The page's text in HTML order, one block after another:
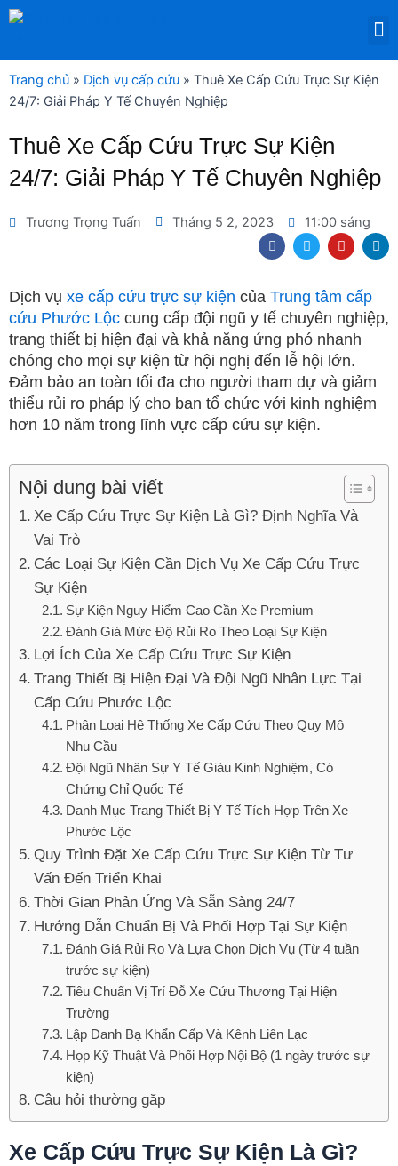
Nhảy
dung
Trang chủ » Dịch vụ cấp cứu » Thuê Xe Cấp Cứu Trực Sự Kiện
24/7: Giải Pháp Y Tế Chuyên Nghiệp
Thuê Xe Cấp Cứu Trực Sự Kiện
24/7: Giải Pháp Y Tế Chuyên Nghiệp
Trương Trọng Tuấn Tháng 5 2, 2023 11:00 sáng
F
a
c
b
o
o
k
T
w
i
t
e
r
Y
o
u
u
b
e
L
i
n
i
n
Dịch vụ xe cấp cứu trực sự kiện của Trung tâm cấp
cứu Phước Lộc cung cấp đội ngũ y tế chuyên nghiệp,
trang thiết bị hiện đại và khả năng ứng phó nhanh
chóng cho mọi sự kiện từ hội nghị đến lễ hội lớn.
Đảm bảo an toàn tối đa cho người tham dự và giảm
thiểu rủi ro pháp lý cho ban tổ chức với kinh nghiệm
hơn 10 năm trong lĩnh vực cấp cứu sự kiện.
Nội dung bài viết
Xe Cấp Cứu Trực Sự Kiện Là Gì? Định Nghĩa Và
Vai Trò
Các Loại Sự Kiện Cần Dịch Vụ Xe Cấp Cứu Trực
Sự Kiện
Sự Kiện Nguy Hiểm Cao Cần Xe Premium
Đánh Giá Mức Độ Rủi Ro Theo Loại Sự Kiện
Lợi Ích Của Xe Cấp Cứu Trực Sự Kiện
Trang Thiết Bị Hiện Đại Và Đội Ngũ Nhân Lực Tại
Cấp Cứu Phước Lộc
Phân Loại Hệ Thống Xe Cấp Cứu Theo Quy Mô
Nhu Cầu
Đội Ngũ Nhân Sự Y Tế Giàu Kinh Nghiệm, Có
Chứng Chỉ Quốc Tế
Danh Mục Trang Thiết Bị Y Tế Tích Hợp Trên Xe
Phước Lộc
Quy Trình Đặt Xe Cấp Cứu Trực Sự Kiện Từ Tư
Vấn Đến Triển Khai
Thời Gian Phản Ứng Và Sẵn Sàng 24/7
Hướng Dẫn Chuẩn Bị Và Phối Hợp Tại Sự Kiện
Đánh Giá Rủi Ro Và Lựa Chọn Dịch Vụ (Từ 4 tuần
trước sự kiện)
Tiêu Chuẩn Vị Trí Đỗ Xe Cứu Thương Tại Hiện
Trường
Lập Danh Bạ Khẩn Cấp Và Kênh Liên Lạc
Họp Kỹ Thuật Và Phối Hợp Nội Bộ (1 ngày trước sự
kiện)
Câu hỏi thường gặp
Xe Cấp Cứu Trực Sự Kiện Là Gì?